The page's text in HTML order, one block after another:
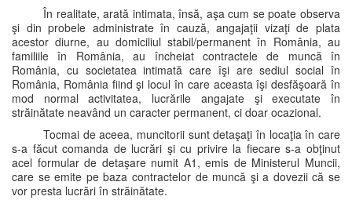
În realitate, arată intimata, însă, aşa cum se poate observa
şi din probele administrate în cauză, angajaţii vizaţi de plata
acestor diurne, au domiciliul stabil/permanent în România, au
familiile în România, au încheiat contractele de muncă în
România, cu societatea intimată care îşi are sediul social în
România, România fiind şi locul în care aceasta îşi desfăşoară în
mod normal activitatea, lucrările angajate şi executate în
străinătate neavând un caracter permanent, ci doar ocazional.
Tocmai de aceea, muncitorii sunt detaşaţi în locaţia în care
s-a făcut comanda de lucrări şi cu privire la fiecare s-a obţinut
acel formular de detaşare numit A1, emis de Ministerul Muncii,
care se emite pe baza contractelor de muncă şi a dovezii că se
vor presta lucrări în străinătate.